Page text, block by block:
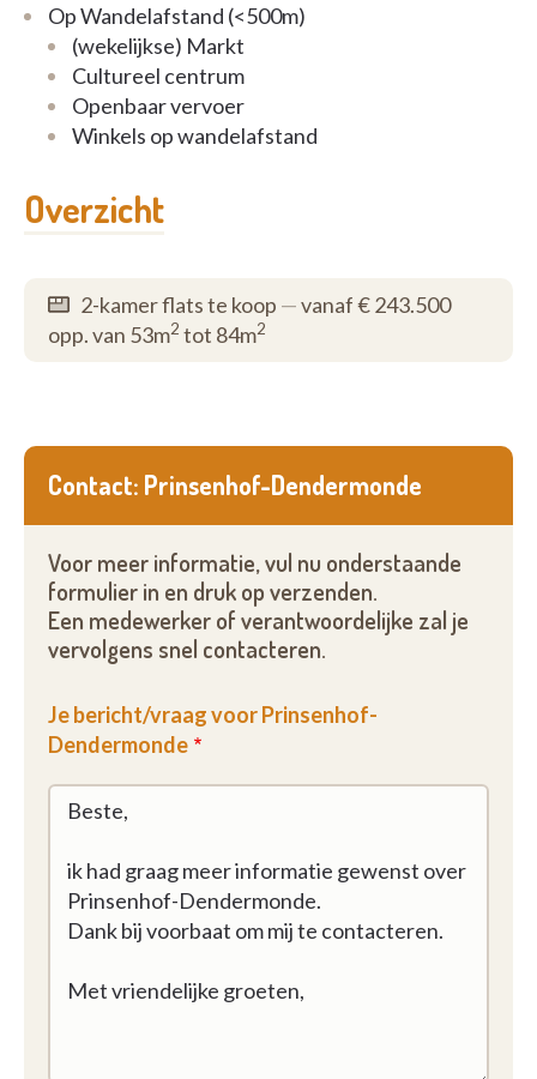
Op Wandelafstand (<500m)
(wekelijkse) Markt
Cultureel centrum
Openbaar vervoer
Winkels op wandelafstand
Overzicht
2-kamer flats te koop —vanaf € 243.500
opp. van 53m2 tot 84m2
Contact: Prinsenhof-Dendermonde
Voor meer informatie, vul nu onderstaande
formulier in en druk op verzenden.
Een medewerker of verantwoordelijke zal je
vervolgens snel contacteren.
Je bericht/vraag voor Prinsenhof-
Dendermonde